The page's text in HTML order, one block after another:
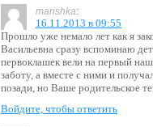
marishka:
16.11.2013 в 09:55
Прошло уже немало лет как я
Васильевна сразу вспоминаю
первоклашек вели на первый
заботу, а вместе с ними и
позади, но Ваше родительское
Войдите, чтобы ответить